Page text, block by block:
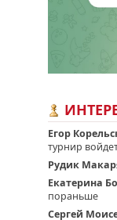
Егор
турнир
Рудик
Екатерина
пораньше
Сергей